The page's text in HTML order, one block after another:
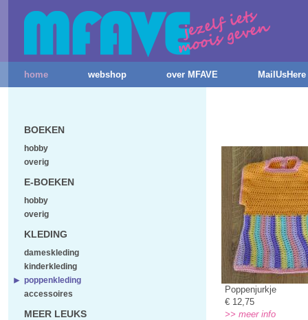
home webshop over MFAVE MailUsHere
Poppenjurkje
€ 12,75
>> meer info
BOEKEN
hobby
overig
E-BOEKEN
hobby
overig
KLEDING
dameskleding
kinderkleding
poppenkleding
accessoires
MEER LEUKS